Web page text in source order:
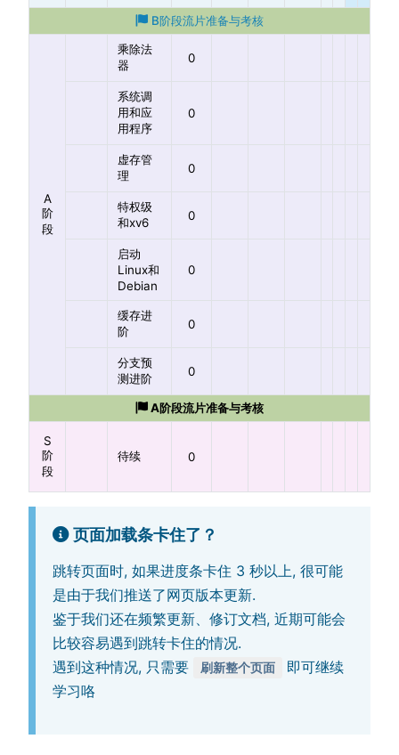
B阶段流片准备与考核
A
阶
段
乘除法
器
0
系统调
用和应
用程序
0
虚存管
理
0
特权级
和xv6
0
启动
Linux和
Debian
0
缓存进
阶
0
分支预
测进阶
0
A阶段流片准备与考核
S
阶
段
待续 0
页面加载条卡住了？
跳转页面时, 如果进度条卡住 3 秒以上, 很可能
是由于我们推送了网页版本更新.
鉴于我们还在频繁更新、修订文档, 近期可能会
比较容易遇到跳转卡住的情况.
遇到这种情况, 只需要
刷新整个页面
即可继续
学习咯